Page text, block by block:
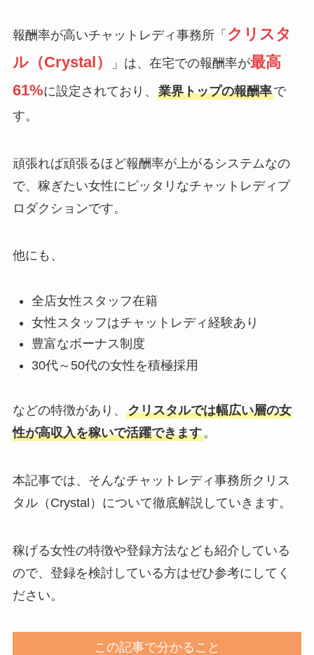
報酬率が高いチャットレディ事務所「 クリスタ
ル（Crystal）
」は、在宅での報酬率が最高
61%に設定されており、 業界トップの報酬率で
す。
頑張れば頑張るほど報酬率が上がるシステムなの
で、稼ぎたい女性にピッタリなチャットレディプ
ロダクションです。
他にも、
全店女性スタッフ在籍
女性スタッフはチャットレディ経験あり
豊富なボーナス制度
30代～50代の女性を積極採用
などの特徴があり、 クリスタルでは幅広い層の女
性が高収入を稼いで活躍できます。
本記事では、そんなチャットレディ事務所クリス
タル（Crystal）について徹底解説していきます。
稼げる女性の特徴や登録方法なども紹介している
ので、登録を検討している方はぜひ参考にしてく
ださい。
この記事で分かること